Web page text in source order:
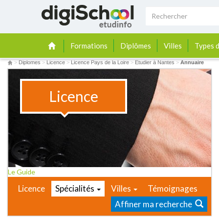
Formations Diplômes Villes Types
> Diplomes > Licence > Licence Pays de la Loire > Etudier à Nantes > Annuaire
Licence
Le Guide
Licence Spécialités Villes
Témoignages
Affiner ma recherche